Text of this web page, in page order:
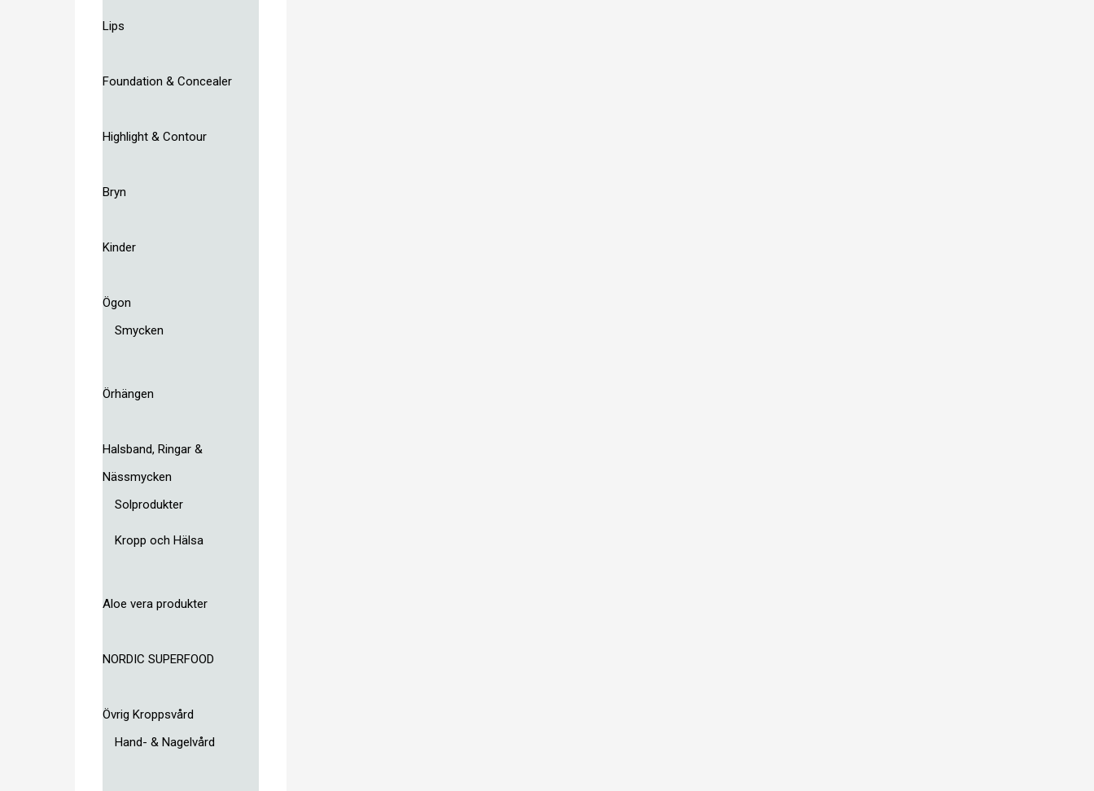
Lips
Foundation & Concealer
Highlight & Contour
Bryn
Kinder
Ögon
Smycken
Örhängen
Halsband, Ringar &
Nässmycken
Solprodukter
Kropp och Hälsa
Aloe vera produkter
NORDIC SUPERFOOD
Övrig Kroppsvård
Hand- & Nagelvård